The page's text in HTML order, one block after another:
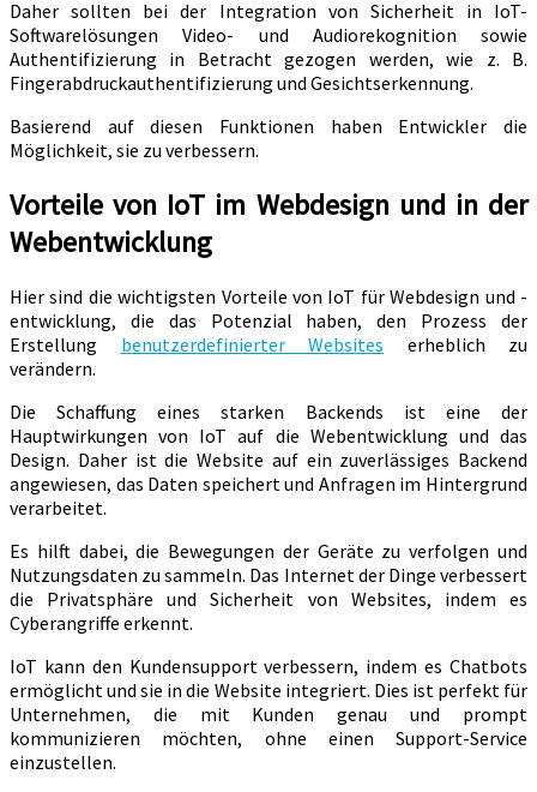
Daher sollten bei der Integration von Sicherheit in IoT-
Softwarelösungen Video- und Audiorekognition sowie
Authentifizierung in Betracht gezogen werden, wie z. B.
Fingerabdruckauthentifizierung und Gesichtserkennung.
Basierend auf diesen Funktionen haben Entwickler die
Möglichkeit, sie zu verbessern.
Vorteile von IoT im Webdesign und in der
Webentwicklung
Hier sind die wichtigsten Vorteile von IoT für Webdesign und -
entwicklung, die das Potenzial haben, den Prozess der
Erstellung benutzerdefinierter Websites erheblich zu
verändern.
Die Schaffung eines starken Backends ist eine der
Hauptwirkungen von IoT auf die Webentwicklung und das
Design. Daher ist die Website auf ein zuverlässiges Backend
angewiesen, das Daten speichert und Anfragen im Hintergrund
verarbeitet.
Es hilft dabei, die Bewegungen der Geräte zu verfolgen und
Nutzungsdaten zu sammeln. Das Internet der Dinge verbessert
die Privatsphäre und Sicherheit von Websites, indem es
Cyberangriffe erkennt.
IoT kann den Kundensupport verbessern, indem es Chatbots
ermöglicht und sie in die Website integriert. Dies ist perfekt für
Unternehmen, die mit Kunden genau und prompt
kommunizieren möchten, ohne einen Support-Service
einzustellen.